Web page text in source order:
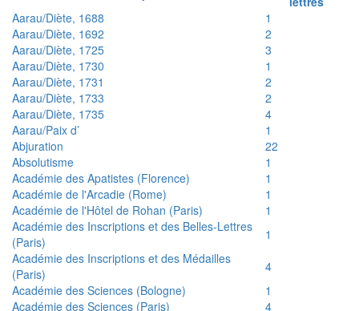
Aarau/Diète, 1688
1
Aarau/Diète, 1692
2
Aarau/Diète, 1725
3
Aarau/Diète, 1730
1
Aarau/Diète, 1731
2
Aarau/Diète, 1733
2
Aarau/Diète, 1735
4
Aarau/Paix d’
1
Abjuration
22
Absolutisme
1
Académie des Apatistes (Florence)
1
Académie de l'Arcadie (Rome)
1
Académie de l'Hôtel de Rohan (Paris)
1
Académie des Inscriptions et des Belles-Lettres
(Paris)
1
Académie des Inscriptions et des Médailles
(Paris)
4
Académie des Sciences (Bologne)
1
Académie des Sciences (Paris)
4